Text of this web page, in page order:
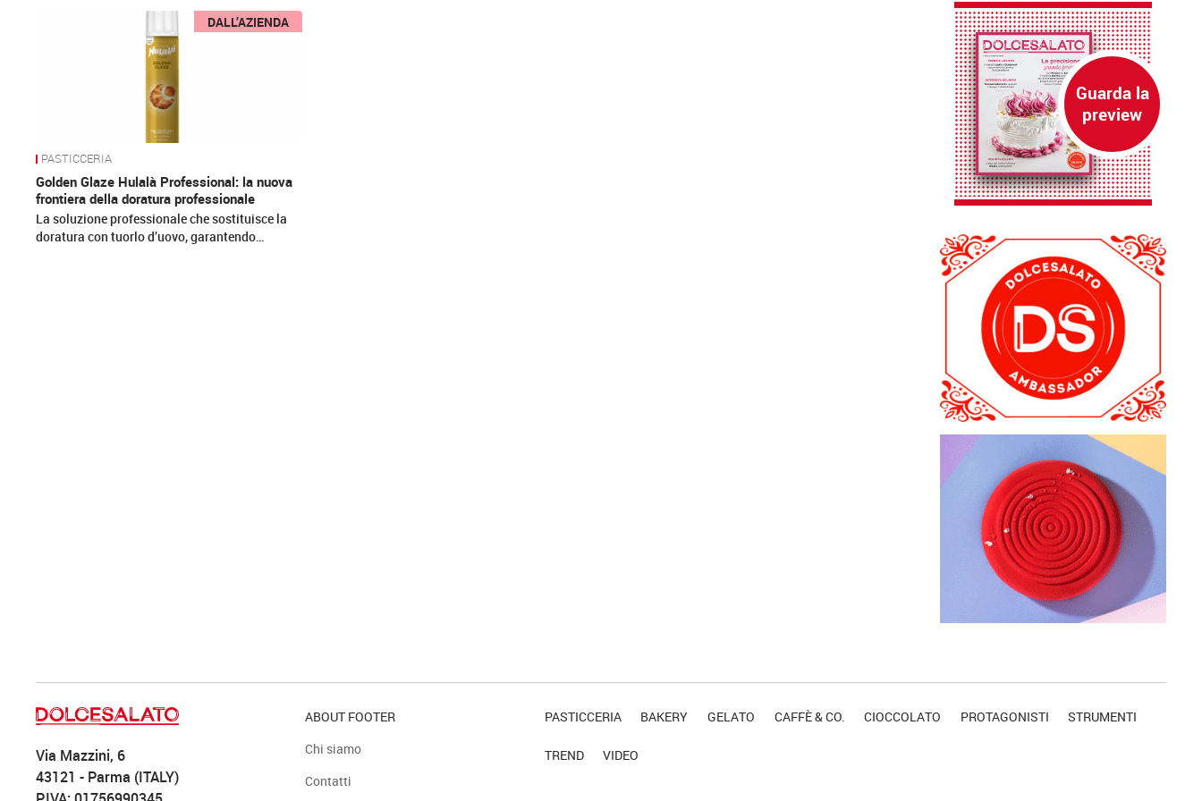
DALL’AZIENDA
PASTICCERIA
Golden Glaze Hulalà Professional: la nuova
frontiera della doratura professionale
La soluzione professionale che sostituisce la
doratura con tuorlo d’uovo, garantendo…
Via Mazzini, 6
43121 - Parma (ITALY)
ABOUT FOOTER
Chi siamo
Contatti
PASTICCERIA BAKERY GELATO CAFFÈ & CO. CIOCCOLATO PROTAGONISTI STRUMENTI
TREND VIDEO